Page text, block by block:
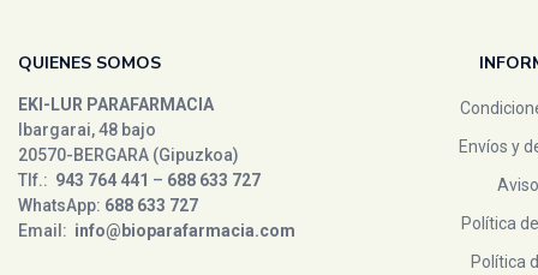
QUIENES SOMOS
EKI-LUR PARAFARMACIA
Ibargarai, 48 bajo
20570-BERGARA (Gipuzkoa)
Tlf.: 943 764 441 – 688 633 727
WhatsApp: 688 633 727
Email: info@bioparafarmacia.com
Envíos y
Política
Política